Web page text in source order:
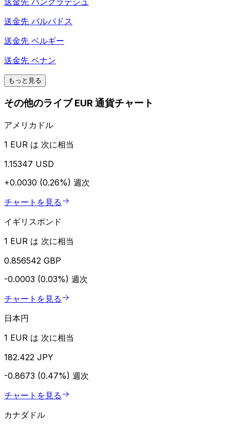
送金先 バルバドス
送金先 ベルギー
送金先 ベナン
もっと見る
その他のライブ EUR 通貨チャート
アメリカドル
1 EUR は 次に相当
1.15347 USD
+0.0030 (0.26%) 週次
チャートを見る
イギリスポンド
1 EUR は 次に相当
0.856542 GBP
-0.0003 (0.03%) 週次
チャートを見る
日本円
1 EUR は 次に相当
182.422 JPY
-0.8673 (0.47%) 週次
チャートを見る
カナダドル